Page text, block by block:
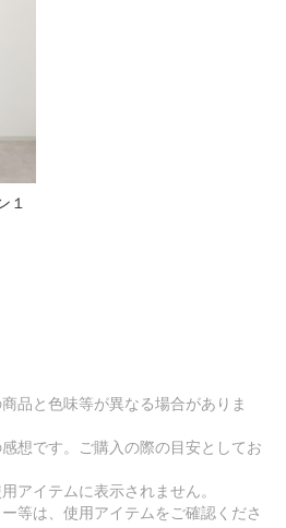
１
品と色味等が異なる場合がありま
想です。ご購入の際の目安としてお
アイテムに表示されません。
等は、使用アイテムをご確認くださ